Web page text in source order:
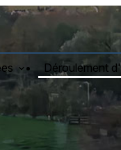
Déroulement